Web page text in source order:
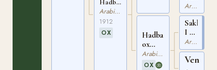
Hadba
El
Saghira
ox RAS
64
Arabiskt Fullblod
1912
OX
Hadba
ox
EAO I
67/1
Arabiskt Fullblod
OX
EGYPT
225
Arabiskt Fullblod
Saklawi
I ox
RAS
26
Arabiskt Fullblod
Venus